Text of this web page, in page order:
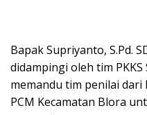
Bapak Supriyanto, S.Pd.
didampingi oleh tim
memandu tim penilai dari
PCM Kecamatan Blora